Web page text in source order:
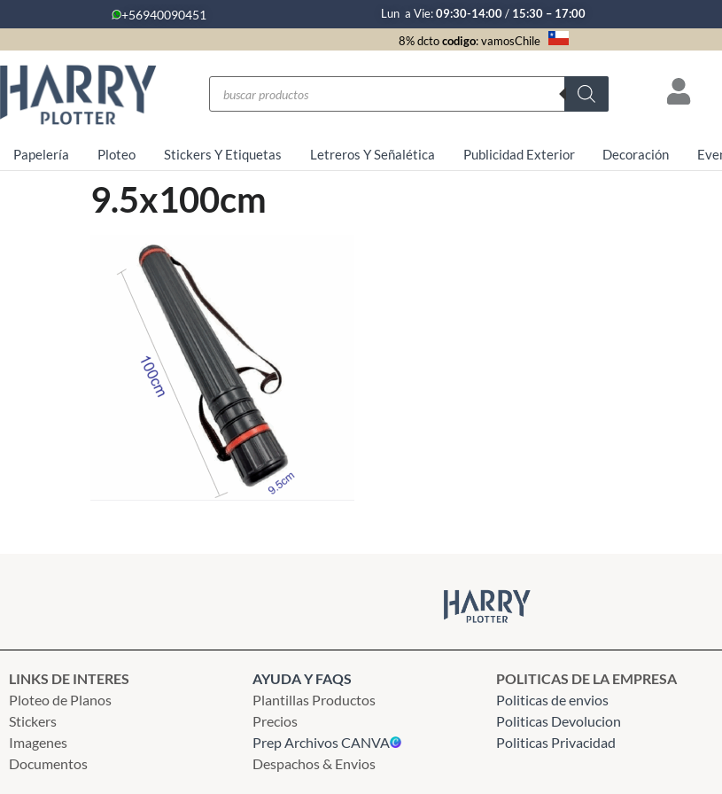
+56940090451 Lun a Vie:09:30-14:00/ 15:30 – 17:00
8% dctocodigo: vamosChile
Papelería Ploteo Stickers Y Etiquetas Letreros Y Señalética Publicidad Exterior Decoración
9.5x100cm
LINKS DE INTERES
Ploteo de Planos
Stickers
Imagenes
Documentos
AYUDA Y FAQS
Plantillas Productos
Precios
Prep Archivos CANVA
Despachos & Envios
POLITICAS DE LA EMPRESA
Politicas de envios
Politicas Devolucion
Politicas Privacidad